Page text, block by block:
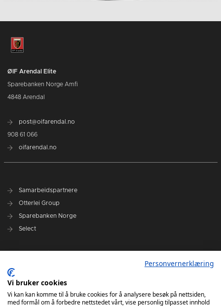
ØIF Arendal Elite
Sparebanken Norge Amfi
4848 Arendal
post@oifarendal.no
908 61 066
oifarendal.no
Samarbeidspartnere
Otterlei Group
Sparebanken Norge
Select
Spillerstall
Administrasjon
Styret
Personvernerklæring
Vi bruker cookies
Vi kan kan komme til å bruke cookies for å analysere besøk på nettsiden,
med formål om å forbedre nettstedet vårt, vise personlig tilpasset innhold